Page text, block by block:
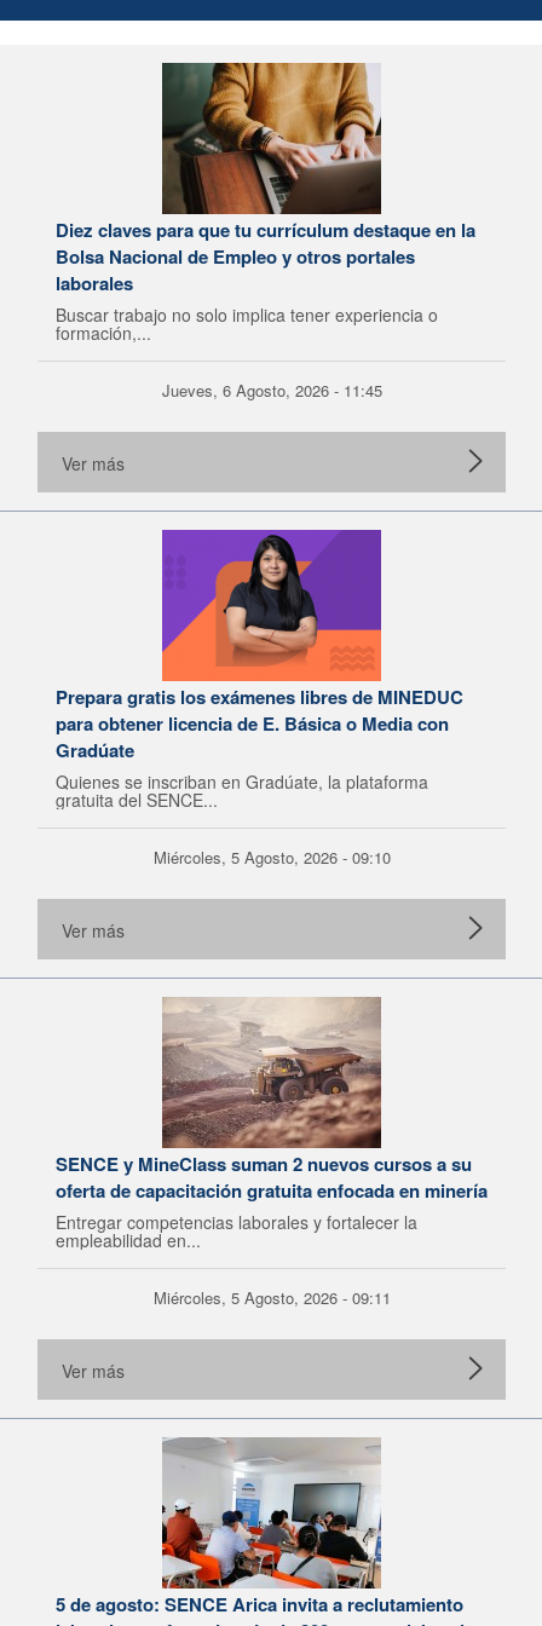
Diez claves para que tu currículum destaque en la
Bolsa Nacional de Empleo y otros portales
laborales
Buscar trabajo no solo implica tener experiencia o
formación,...
Jueves, 6 Agosto, 2026 - 11:45
Ver más
Prepara gratis los exámenes libres de MINEDUC
para obtener licencia de E. Básica o Media con
Gradúate
Quienes se inscriban en Gradúate, la plataforma
gratuita del SENCE...
Miércoles, 5 Agosto, 2026 - 09:10
Ver más
SENCE y MineClass suman 2 nuevos cursos a su
oferta de capacitación gratuita enfocada en minería
Entregar competencias laborales y fortalecer la
empleabilidad en...
Miércoles, 5 Agosto, 2026 - 09:11
Ver más
5 de agosto: SENCE Arica invita a reclutamiento